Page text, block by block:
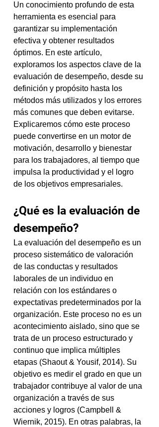
Un conocimiento profundo de esta
herramienta es esencial para
garantizar su implementación
efectiva y obtener resultados
óptimos. En este artículo,
exploramos los aspectos clave de la
evaluación de desempeño, desde su
definición y propósito hasta los
métodos más utilizados y los errores
más comunes que deben evitarse.
Explicaremos cómo este proceso
puede convertirse en un motor de
motivación, desarrollo y bienestar
para los trabajadores, al tiempo que
impulsa la productividad y el logro
de los objetivos empresariales.
¿Qué es la evaluación de
desempeño?
La evaluación del desempeño es un
proceso sistemático de valoración
de las conductas y resultados
laborales de un individuo en
relación con los estándares o
expectativas predeterminados por la
organización. Este proceso no es un
acontecimiento aislado, sino que se
trata de un proceso estructurado y
continuo que implica múltiples
etapas (Shaout & Yousif, 2014). Su
objetivo es medir el grado en que un
trabajador contribuye al valor de una
organización a través de sus
acciones y logros (Campbell &
Wiernik, 2015). En otras palabras, la